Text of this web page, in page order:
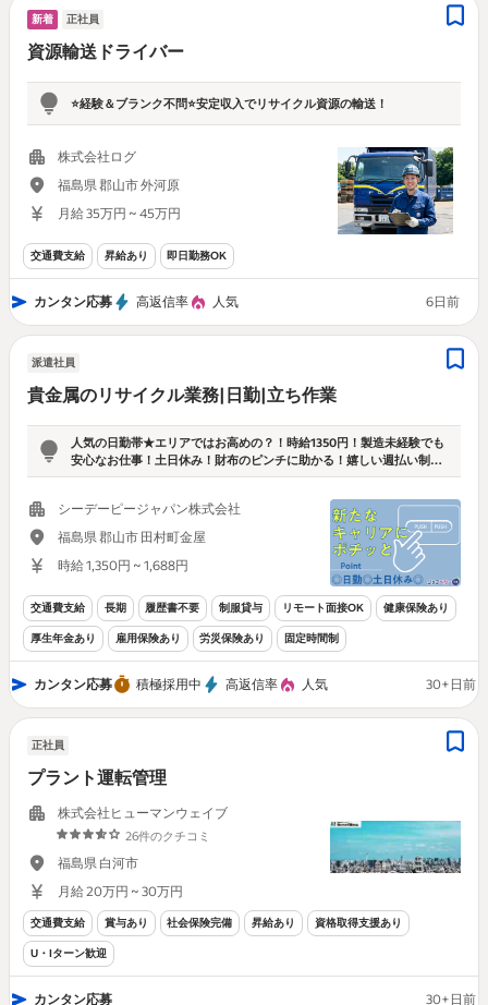
新着 正社員
資源輸送ドライバー
⭐経験＆ブランク不問⭐️安定収入でリサイクル資源の輸送！
株式会社ログ
福島県 郡山市 外河原
月給 35万円 ~ 45万円
交通費支給 昇給あり 即日勤務OK
カンタン応募 高返信率 人気 6日前
派遣社員
貴金属のリサイクル業務|日勤|立ち作業
人気の日勤帯★エリアではお高めの？！時給1350円！製造未経験でも
安心なお仕事！土日休み！財布のピンチに助かる！嬉しい週払い制度
もあります◎
シーデーピージャパン株式会社
福島県 郡山市 田村町金屋
時給 1,350円 ~ 1,688円
交通費支給 長期 履歴書不要 制服貸与 リモート面接OK 健康保険あり
厚生年金あり 雇用保険あり 労災保険あり 固定時間制
カンタン応募 積極採用中 高返信率 人気 30+日前
正社員
プラント運転管理
株式会社ヒューマンウェイブ
26件のクチコミ
福島県 白河市
月給 20万円 ~ 30万円
交通費支給 賞与あり 社会保険完備 昇給あり 資格取得支援あり
U・Iターン歓迎
カンタン応募 30+日前